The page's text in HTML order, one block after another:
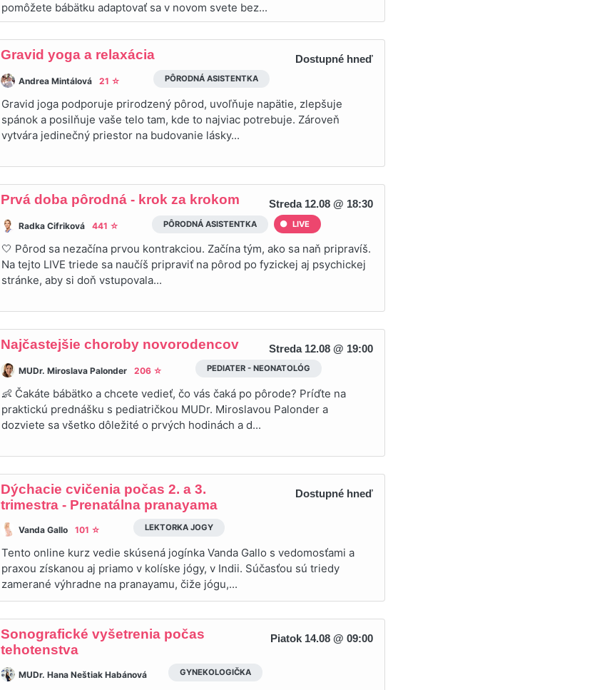
pomôžete bábätku adaptovať sa v novom svete bez...
Gravid yoga a relaxácia Dostupné hneď
Andrea Mintálová 21 ☆ PÔRODNÁ ASISTENTKA
Gravid joga podporuje prirodzený pôrod, uvoľňuje napätie, zlepšuje
spánok a posilňuje vaše telo tam, kde to najviac potrebuje. Zároveň
vytvára jedinečný priestor na budovanie lásky...
Prvá doba pôrodná - krok za krokom Streda 12.08 @ 18:30
Radka Cifriková 441 ☆ PÔRODNÁ ASISTENTKA LIVE
🤍 Pôrod sa nezačína prvou kontrakciou. Začína tým, ako sa naň pripravíš.
Na tejto LIVE triede sa naučíš pripraviť na pôrod po fyzickej aj psychickej
stránke, aby si doň vstupovala...
Najčastejšie choroby novorodencov Streda 12.08 @ 19:00
MUDr. Miroslava Palonder 206 ☆ PEDIATER - NEONATOLÓG
👶 Čakáte bábätko a chcete vedieť, čo vás čaká po pôrode? Príďte na
praktickú prednášku s pediatričkou MUDr. Miroslavou Palonder a
dozviete sa všetko dôležité o prvých hodinách a d...
Dýchacie cvičenia počas 2. a 3.
trimestra - Prenatálna pranayama
Dostupné hneď
Vanda Gallo 101 ☆ LEKTORKA JOGY
Tento online kurz vedie skúsená jogínka Vanda Gallo s vedomosťami a
praxou získanou aj priamo v kolíske jógy, v Indii. Súčasťou sú triedy
zamerané výhradne na pranayamu, čiže jógu,...
Sonografické vyšetrenia počas
tehotenstva
Piatok 14.08 @ 09:00
MUDr. Hana Neštiak Habánová GYNEKOLOGIČKA